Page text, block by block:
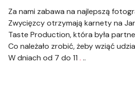
Za nami zabawa na najlepszą
Zwycięzcy otrzymają karnety na
Taste Production, która była
Co należało zrobić, żeby wziąć
W dniach od 7 do 11 . ..